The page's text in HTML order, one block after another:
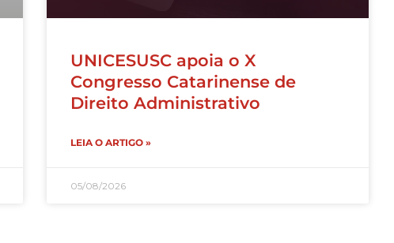
UNICESUSC apoia o X
Congresso Catarinense de
Direito Administrativo
LEIA O ARTIGO »
05/08/2026